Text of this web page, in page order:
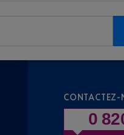
CONTACTEZ-
0